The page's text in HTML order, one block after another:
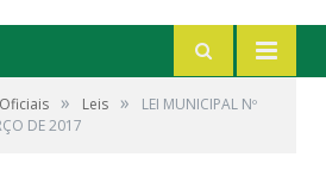
» Leis »
LEI MUNICIPAL Nº
DE 2017